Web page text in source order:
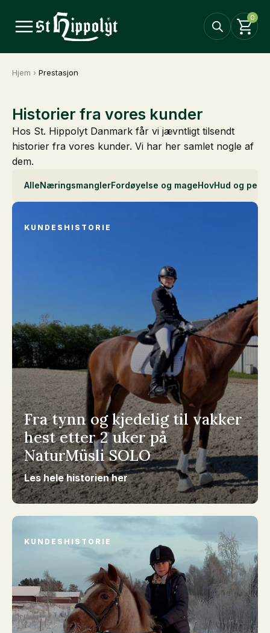
0
Hjem › Prestasjon
Historier fra vores kunder
Hos St. Hippolyt Danmark får vi jævntligt tilsendt
historier fra vores kunder. Vi har her samlet nogle af
dem.
AlleNæringsmanglerFordøyelse og mageHovHud og pels
KUNDESHISTORIE
Fra tynn og kjedelig til vakker
hest etter 2 uker på
NaturMüsli SOLO
Les hele historien her
KUNDESHISTORIE